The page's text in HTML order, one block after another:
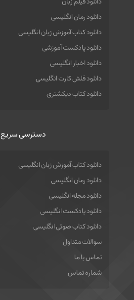
دانلود رمان انگلیسی
دانلود کتاب آموزش زبان انگلیسی
دانلود پادکست آموزشی
دانلود اخبار انگلیسی
دانلود فلش کارت انگلیسی
دانلود کتاب دیکشنری
دسترسی سریع
دانلود کتاب آموزش زبان انگلیسی
دانلود رمان انگلیسی
دانلود مجله انگلیسی
دانلود پادکست انگلیسی
دانلود کتاب صوتی انگلیسی
سوالات متداول
تماس با ما
شماره تماس